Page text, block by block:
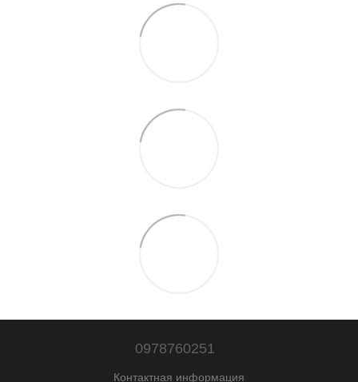
0978760251
Контактная информация